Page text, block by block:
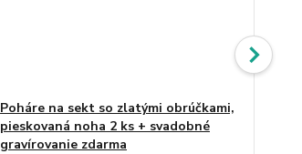
Poháre na sekt so zlatými obrúčkami,
pieskovaná noha 2 ks + svadobné
gravírovanie zdarma